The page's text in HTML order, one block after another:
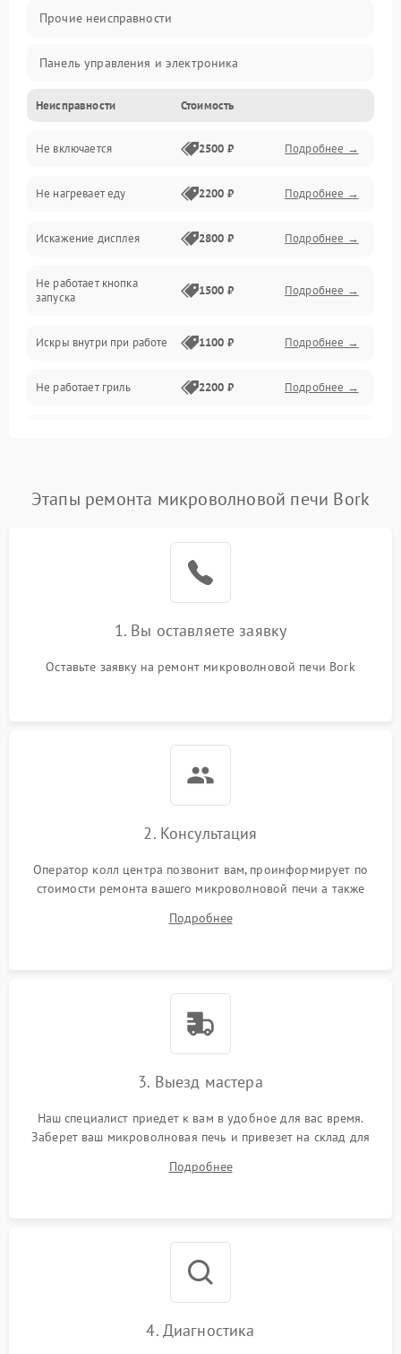
Прочие неисправности
Панель управления и электроника
Дверца и корпус
Механика и внутренние элементы
Механические повреждения
Питание и запуск
Нагрев и приготовление
Программное обеспечение
Неисправности Стоимость
Не включается 2500 ₽ Подробнее →
Не нагревает еду 2200 ₽ Подробнее →
Искажение дисплея 2800 ₽ Подробнее →
Не работает кнопка
запуска
1500 ₽ Подробнее →
Искры внутри при работе 1100 ₽ Подробнее →
Не работает гриль 2200 ₽ Подробнее →
Появление запаха гари Подробнее →
2200 ₽
Не работают сенсорные
1000 ₽
Этапы ремонта микроволновой печи Bork
1. Вы оставляете заявку
Оставьте заявку на ремонт микроволновой печи Bork
2. Консультация
Оператор колл центра позвонит вам, проинформирует по
стоимости ремонта вашего микроволновой печи а также
Подробнее
3. Выезд мастера
Наш специалист приедет к вам в удобное для вас время.
Заберет ваш микроволновая печь и привезет на склад для
Подробнее
4. Диагностика